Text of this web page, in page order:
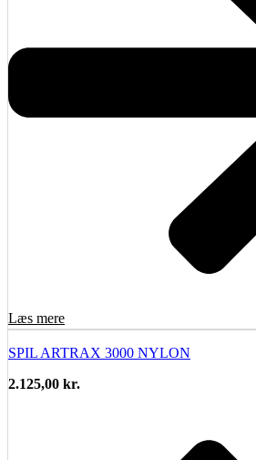
Læs mere
SPIL ARTRAX 3000 NYLON
2.125,00 kr.